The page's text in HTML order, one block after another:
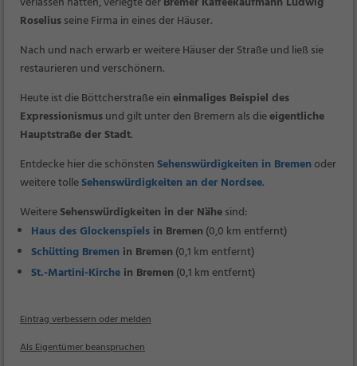
Roseliusseine Firma in eines der Häuser.
Nach und nach erwarb er weitere Häuser der Straße und ließ sie
restaurieren und verschönern.
Heute ist die Böttcherstraße eineinmaliges Beispiel des
Expressionismusund gilt unter den Bremern als dieeigentliche
Hauptstraße der Stadt.
Entdecke hier die schönstenSehenswürdigkeiten in Bremenoder
weitere tolleSehenswürdigkeiten an der Nordsee.
WeitereSehenswürdigkeiten in der Nähesind:
Haus des Glockenspiels in Bremen (0,0 km entfernt)
Schütting Bremen in Bremen (0,1 km entfernt)
St.-Martini-Kirche in Bremen (0,1 km entfernt)
Eintrag verbessern oder melden
Als Eigentümer beanspruchen